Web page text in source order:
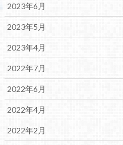
2023年6月
2023年5月
2023年4月
2022年7月
2022年6月
2022年4月
2022年2月